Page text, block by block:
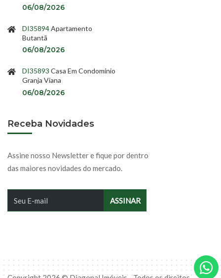
06/08/2026
DI35894Apartamento
Butantã
06/08/2026
DI35893 Casa Em Condomínio
Granja Viana
06/08/2026
Receba Novidades
Assine nosso Newsletter e fique por dentro
das maiores novidades do mercado.